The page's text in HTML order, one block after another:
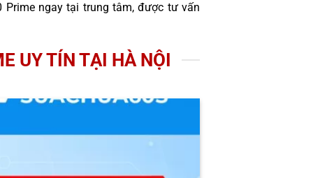
ngay tại trung tâm, được tư vấn
UY TÍN TẠI HÀ NỘI